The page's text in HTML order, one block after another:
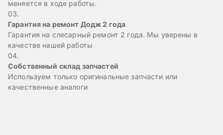
меняется в ходе работы.
03.
Гарантия на ремонт Додж 2 года
Гарантия на слесарный ремонт 2 года. Мы уверены в
качестве нашей работы
04.
Собственный склад запчастей
Используем только оригинальные запчасти или
качественные аналоги